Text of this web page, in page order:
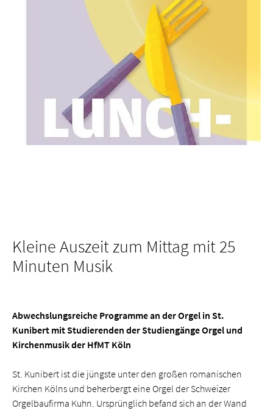
Kleine Auszeit zum Mittag mit 25
Minuten Musik
Abwechslungsreiche Programme an der Orgel in St.
Kunibert mit Studierenden der Studiengänge Orgel und
Kirchenmusik der HfMT Köln
St. Kunibert ist die jüngste unter den großen romanischen
Kirchen Kölns und beherbergt eine Orgel der Schweizer
Orgelbaufirma Kuhn. Ursprünglich befand sich an der Wand